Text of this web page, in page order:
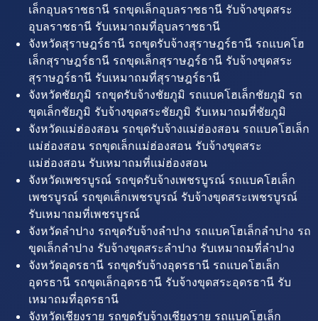
เล็กอุบลราชธานี รถขุดเล็กอุบลราชธานี รับจ้างขุดสระ
อุบลราชธานี รับเหมาถมที่อุบลราชธานี
จังหวัดสุราษฎร์ธานี รถขุดรับจ้างสุราษฎร์ธานี รถแบคโฮ
เล็กสุราษฎร์ธานี รถขุดเล็กสุราษฎร์ธานี รับจ้างขุดสระ
สุราษฎร์ธานี รับเหมาถมที่สุราษฎร์ธานี
จังหวัดชัยภูมิ รถขุดรับจ้างชัยภูมิ รถแบคโฮเล็กชัยภูมิ รถ
ขุดเล็กชัยภูมิ รับจ้างขุดสระชัยภูมิ รับเหมาถมที่ชัยภูมิ
จังหวัดแม่ฮ่องสอน รถขุดรับจ้างแม่ฮ่องสอน รถแบคโฮเล็ก
แม่ฮ่องสอน รถขุดเล็กแม่ฮ่องสอน รับจ้างขุดสระ
แม่ฮ่องสอน รับเหมาถมที่แม่ฮ่องสอน
จังหวัดเพชรบูรณ์ รถขุดรับจ้างเพชรบูรณ์ รถแบคโฮเล็ก
เพชรบูรณ์ รถขุดเล็กเพชรบูรณ์ รับจ้างขุดสระเพชรบูรณ์
รับเหมาถมที่เพชรบูรณ์
จังหวัดลำปาง รถขุดรับจ้างลำปาง รถแบคโฮเล็กลำปาง รถ
ขุดเล็กลำปาง รับจ้างขุดสระลำปาง รับเหมาถมที่ลำปาง
จังหวัดอุดรธานี รถขุดรับจ้างอุดรธานี รถแบคโฮเล็ก
อุดรธานี รถขุดเล็กอุดรธานี รับจ้างขุดสระอุดรธานี รับ
เหมาถมที่อุดรธานี
จังหวัดเชียงราย รถขุดรับจ้างเชียงราย รถแบคโฮเล็ก